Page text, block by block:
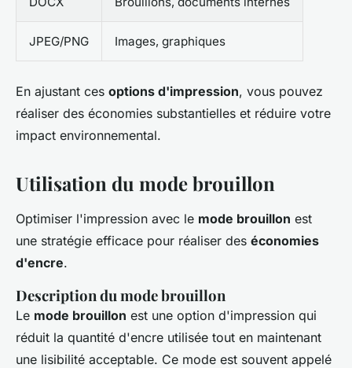
JPEG/PNG Images, graphiques
En ajustant ces options d'impression, vous pouvez
réaliser des économies substantielles et réduire votre
impact environnemental.
Utilisation du mode brouillon
Optimiser l'impression avec le mode brouillon est
une stratégie efficace pour réaliser des économies
d'encre.
Description du mode brouillon
Le mode brouillon est une option d'impression qui
réduit la quantité d'encre utilisée tout en maintenant
une lisibilité acceptable. Ce mode est souvent appelé